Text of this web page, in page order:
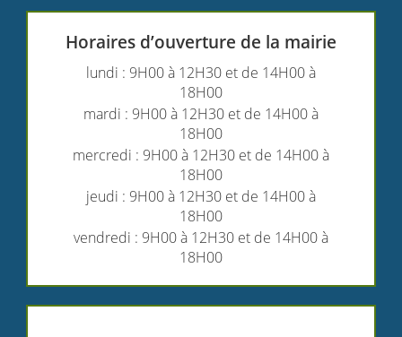
Horaires d’ouverture de la mairie
lundi : 9H00 à 12H30 et de 14H00 à
18H00
mardi : 9H00 à 12H30 et de 14H00 à
18H00
mercredi : 9H00 à 12H30 et de 14H00 à
18H00
jeudi : 9H00 à 12H30 et de 14H00 à
18H00
vendredi : 9H00 à 12H30 et de 14H00 à
18H00